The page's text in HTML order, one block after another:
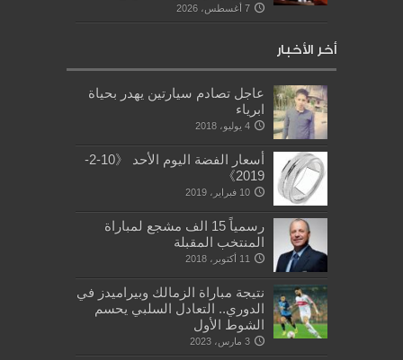
7 أغسطس، 2026
أخر الأخبار
عاجل تصادم سيارتين يهدر بحياة
ابرياء
4 يوليو، 2018
أسعار الفضة اليوم الأحد 《10-2-
2019》
10 فبراير، 2019
رسمياً 15 الف مشجع لمباراة
المنتخب المقبلة
11 أكتوبر، 2018
نتيجة مباراة الزمالك وبيراميدز في
الدوري.. التعادل السلبي يحسم
الشوط الأول
3 مارس، 2023